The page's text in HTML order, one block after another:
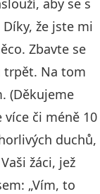
Díky, že jste mi
Zbavte se
trpět. Na tom
(Děkujeme
více či méně 10
duchů,
žáci, jež
„Vím, to